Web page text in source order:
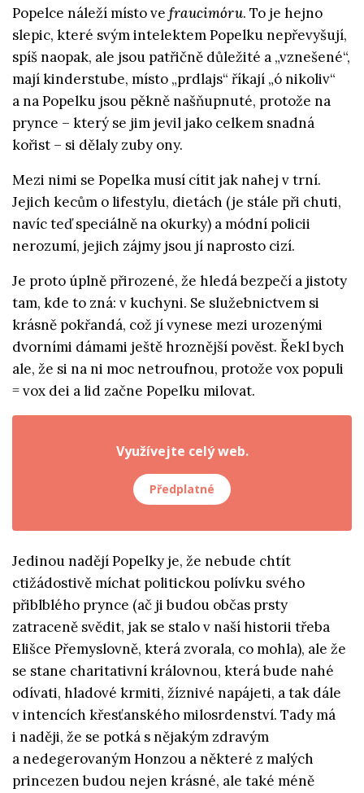
Popelce náleží místo ve fraucimóru. To je hejno
slepic, které svým intelektem Popelku nepřevyšují,
spíš naopak, ale jsou patřičně důležité a „vznešené“,
mají kinderstube, místo „prdlajs“ říkají „ó nikoliv“
a na Popelku jsou pěkně našňupnuté, protože na
prynce – který se jim jevil jako celkem snadná
kořist – si dělaly zuby ony.
Mezi nimi se Popelka musí cítit jak nahej v trní.
Jejich kecům o lifestylu, dietách (je stále při chuti,
navíc teď speciálně na okurky) a módní policii
nerozumí, jejich zájmy jsou jí naprosto cizí.
Je proto úplně přirozené, že hledá bezpečí a jistoty
tam, kde to zná: v kuchyni. Se služebnictvem si
krásně pokřandá, což jí vynese mezi urozenými
dvorními dámami ještě hroznější pověst. Řekl bych
ale, že si na ni moc netroufnou, protože vox populi
= vox dei a lid začne Popelku milovat.
Využívejte celý web.
Předplatné
Jedinou nadějí Popelky je, že nebude chtít
ctižádostivě míchat politickou polívku svého
přiblblého prynce (ač ji budou občas prsty
zatraceně svědit, jak se stalo v naší historii třeba
Elišce Přemyslovně, která zvorala, co mohla), ale že
se stane charitativní královnou, která bude nahé
odívati, hladové krmiti, žíznivé napájeti, a tak dále
v intencích křesťanského milosrdenství. Tady má
i naději, že se potká s nějakým zdravým
a nedegerovaným Honzou a některé z malých
princezen budou nejen krásné, ale také méně